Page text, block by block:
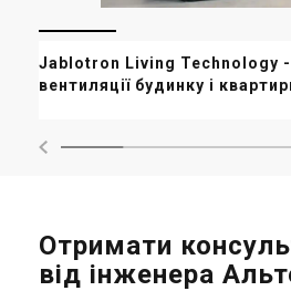
Jablotron Living Technology
вентиляції будинку і
Отримати
від інженера